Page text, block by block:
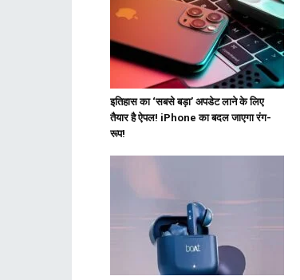
इतिहास का ‘सबसे बड़ा’ अपडेट लाने के लिए
तैयार है ऐपल! iPhone का बदल जाएगा रंग-
रूप!